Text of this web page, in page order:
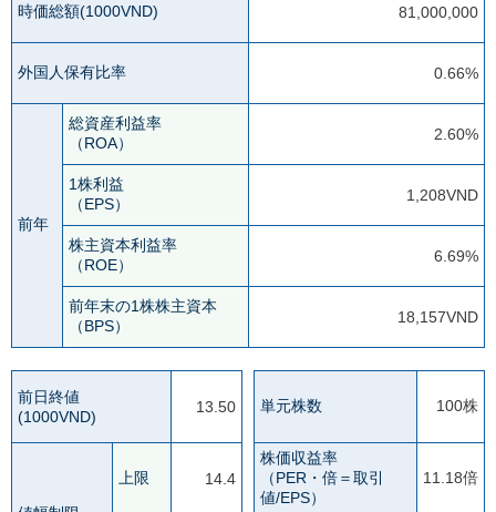
時価総額(1000VND) 81,000,000
外国人保有比率 0.66%
前年
総資産利益率
（ROA）
2.60%
1株利益
（EPS）
1,208VND
株主資本利益率
（ROE）
6.69%
前年末の1株株主資本
（BPS）
18,157VND
前日終値
(1000VND)
13.50
上限 14.4
単元株数 100株
株価収益率
（PER・倍＝取引
値/EPS）
11.18倍